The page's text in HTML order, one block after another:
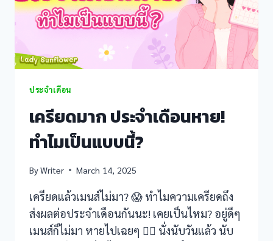
giriş
ประจำเดือน
เครียดมาก ประจำเดือนหาย!
ทำไมเป็นแบบนี้?
ByWriter March 14, 2025
เครียดแล้วเมนส์ไม่มา? 😱 ทำไมความเครียดถึง
ส่งผลต่อประจำเดือนกันนะ! เคยเป็นไหม? อยู่ดีๆ
เมนส์ก็ไม่มา หายไปเฉยๆ 😵‍💫 นั่งนับวันแล้ว นับ